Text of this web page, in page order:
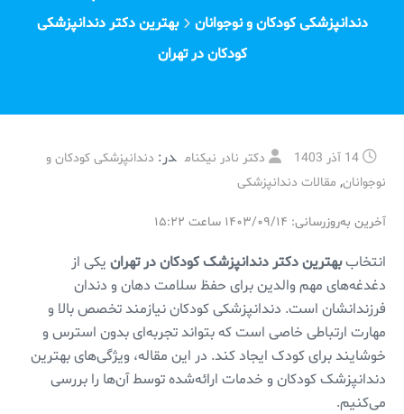
دندانپزشکی کودکان و نوجوانان
بهترین دکتر دندانپزشکی
کودکان در تهران
14 آذر 1403 دکتر نادر نیکنام در: دندانپزشکی کودکان و
نوجوانان, مقالات دندانپزشکی
آخرین به‌روزرسانی: ۱۴۰۳/۰۹/۱۴ ساعت ۱۵:۲۲
انتخاببهترین دکتر دندانپزشک کودکان در تهران یکی از
دغدغه‌های مهم والدین برای حفظ سلامت دهان و دندان
فرزندانشان است. دندانپزشکی کودکان نیازمند تخصص بالا و
مهارت ارتباطی خاصی است که بتواند تجربه‌ای بدون استرس و
خوشایند برای کودک ایجاد کند. در این مقاله، ویژگی‌های بهترین
دندانپزشک کودکان و خدمات ارائه‌شده توسط آن‌ها را بررسی
می‌کنیم.